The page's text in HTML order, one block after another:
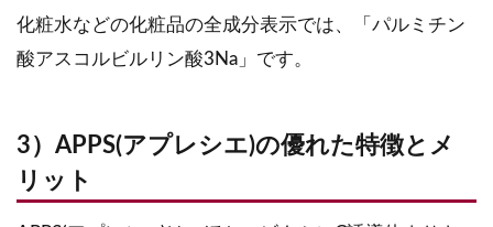
化粧水などの化粧品の全成分表示では、「パルミチン
酸アスコルビルリン酸3Na」です。
3）APPS(アプレシエ)の優れた特徴とメ
リット